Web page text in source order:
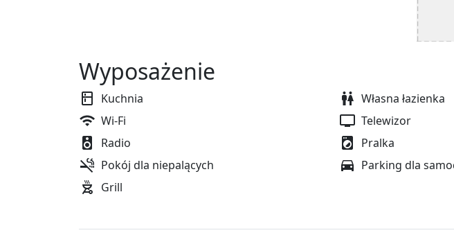
Wyposażenie
Kuchnia
Własna łazienka
Wi-Fi
Telewizor
Radio
Pralka
Pokój dla niepalących
Parking dla
Grill